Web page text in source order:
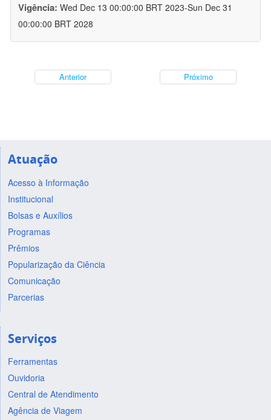
Vigência: Wed Dec 13 00:00:00 BRT 2023-Sun Dec 31
00:00:00 BRT 2028
Anterior Próximo
Atuação
Acesso à Informação
Institucional
Bolsas e Auxílios
Programas
Prêmios
Popularização da Ciência
Comunicação
Parcerias
Serviços
Ferramentas
Ouvidoria
Central de Atendimento
Agência de Viagem